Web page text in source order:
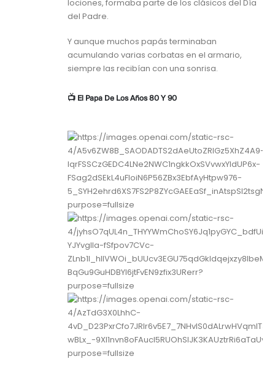
lociones, formaba parte de los clásicos del Día
del Padre.
Y aunque muchos papás terminaban
acumulando varias corbatas en el armario,
siempre las recibían con una sonrisa.
📺 El Papá De Los Años 80 Y 90